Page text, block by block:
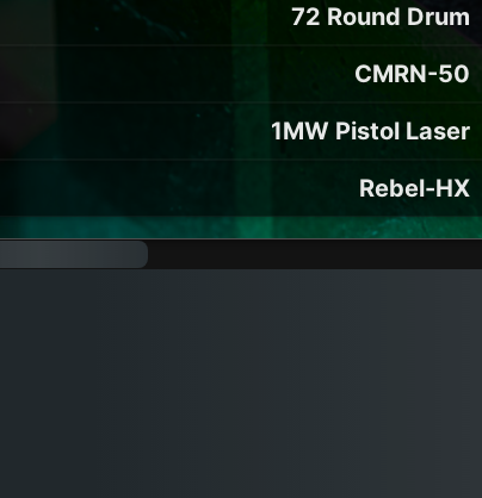
72 Round Drum
CMRN-50
1MW Pistol Laser
Rebel-HX